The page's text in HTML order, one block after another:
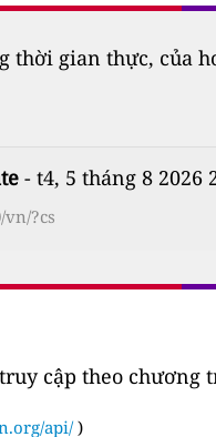
gian thực, của
- t4, 5 tháng 8 2026
?cs
cập theo chương
api/ )